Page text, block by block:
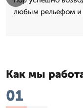
любым рельефом и
Как мы
01